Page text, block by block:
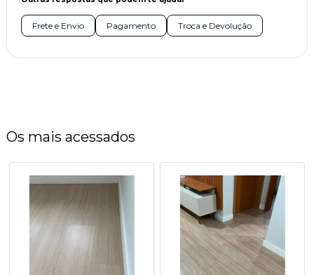
Frete e Envio Pagamento Troca e Devolução
Os mais acessados